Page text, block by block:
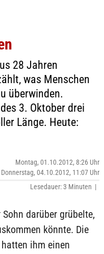
28 Jahren
was Menschen
überwinden.
3. Oktober drei
Länge. Heute:
Montag, 01.10.2012, 8:26 Uhr
04.10.2012, 11:07 Uhr
Lesedauer: 3 Minuten |
darüber grübelte,
könnte. Die
ihm einen